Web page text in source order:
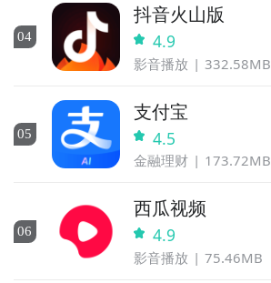
04
抖音火山版
4.9
影音播放 332.58MB
05
支付宝
4.5
金融理财 173.72MB
06
西瓜视频
4.9
影音播放 75.46MB